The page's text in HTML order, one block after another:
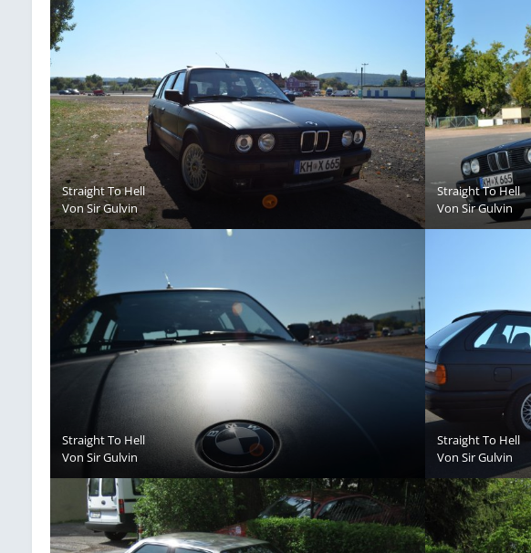
Straight To Hell
VonSir Gulvin
Straight To Hell
VonSir Gulvin
Straight To Hell
VonSir Gulvin
Straight To Hell
VonSir Gulvin